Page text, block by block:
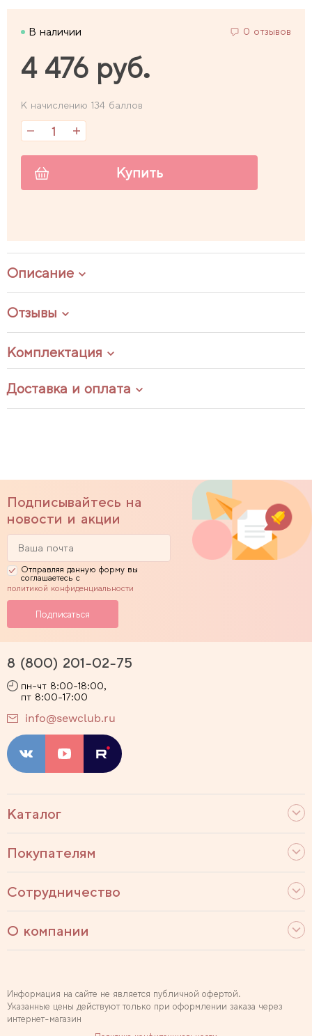
В наличии 0 отзывов
4 476 руб.
К начислению 134 баллов
Купить
Описание
Отзывы
Комплектация
Доставка и оплата
Подписывайтесь на
новости и акции
Отправляя данную форму вы
соглашаетесь с
политикой конфиденциальности
Каталог
Покупателям
Сотрудничество
О компании
8 (800) 201-02-75
пн-чт 8:00-18:00,
пт 8:00-17:00
info@sewclub.ru
Информация на сайте не является публичной офертой.
Указанные цены действуют только при оформлении заказа через
интернет-магазин